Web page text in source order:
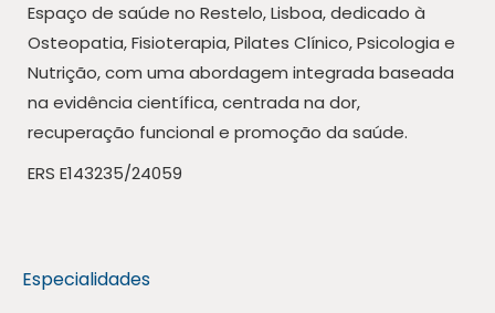
Espaço de saúde no Restelo, Lisboa, dedicado à
Osteopatia, Fisioterapia, Pilates Clínico, Psicologia e
Nutrição, com uma abordagem integrada baseada
na evidência científica, centrada na dor,
recuperação funcional e promoção da saúde.
ERS E143235/24059
Especialidades